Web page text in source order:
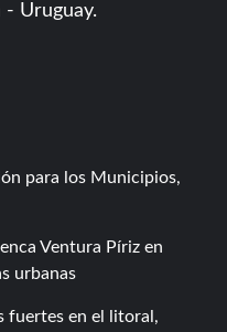
- Uruguay.
para los Municipios,
Ventura Píriz en
urbanas
fuertes en el litoral,